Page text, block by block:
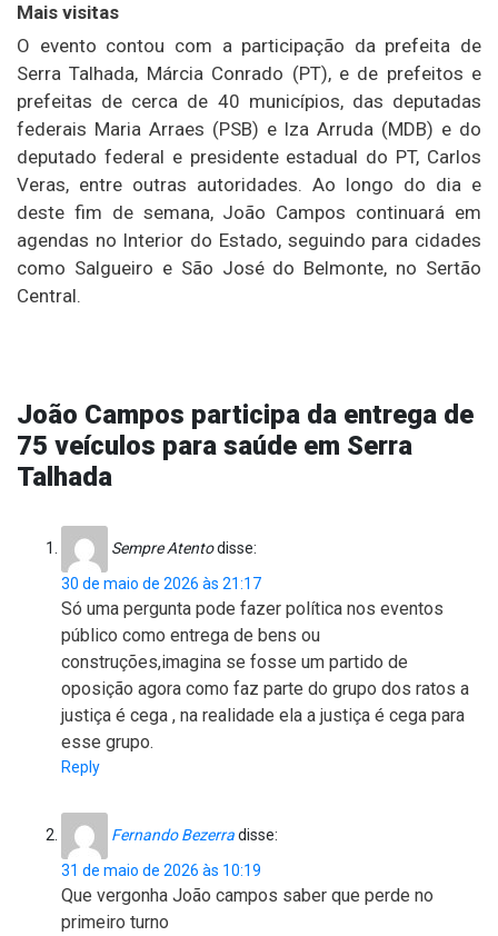
Mais visitas
O evento contou com a participação da prefeita de
Serra Talhada, Márcia Conrado (PT), e de prefeitos e
prefeitas de cerca de 40 municípios, das deputadas
federais Maria Arraes (PSB) e Iza Arruda (MDB) e do
deputado federal e presidente estadual do PT, Carlos
Veras, entre outras autoridades. Ao longo do dia e
deste fim de semana, João Campos continuará em
agendas no Interior do Estado, seguindo para cidades
como Salgueiro e São José do Belmonte, no Sertão
Central.
João Campos participa da entrega de
75 veículos para saúde em Serra
Talhada
Sempre Atentodisse:
30 de maio de 2026 às 21:17
Só uma pergunta pode fazer política nos eventos
público como entrega de bens ou
construções,imagina se fosse um partido de
oposição agora como faz parte do grupo dos ratos a
justiça é cega , na realidade ela a justiça é cega para
esse grupo.
Reply
Fernando Bezerradisse:
31 de maio de 2026 às 10:19
Que vergonha João campos saber que perde no
primeiro turno